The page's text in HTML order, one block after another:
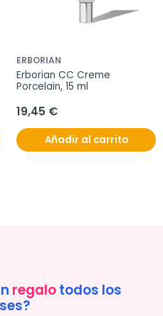
ERBORIAN
Erborian CC Creme
Porcelain, 15 ml
19,45 €
Añadir al carrito
regalotodos los